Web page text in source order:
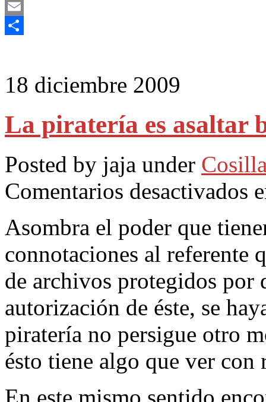
Mastodon
Email
18 diciembre 2009
La piratería es asaltar
Posted by jaja under
Comentarios desactivados
Asombra el poder que
connotaciones al referente
de archivos protegidos por
autorización de éste, se
piratería no persigue otro
ésto tiene algo que ver con
En este mismo sentido